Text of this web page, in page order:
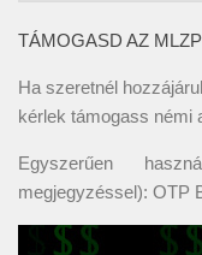
TÁMOGASD AZ
Ha szeretnél
kérlek támogass némi
Egyszerűen
megjegyzéssel): OTP